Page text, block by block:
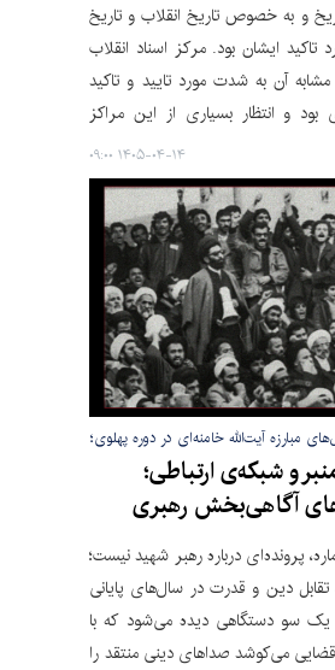
و به خصوص تاریخ انقلاب و تاریخ
تاکید ایشان بود. مرکز اسناد انقلاب
آن به شدت مورد تایید و تاکید
و انتظار بسیاری از این مراکز
۱۴۰۵-۰۴-۱۴ ۰۹:۰۰
مبارزه آیت‌الله خامنه‌ای در دوره پهلوی؛
و شبکه‌ی ارتباطی؛
آگاهی‌بخش رهبری
پرونده‌ای درباره‌ رهبر شهید نیست؛
تقابل دین و قدرت در سال‌های پایانی
سو دستگاهی دیده می‌شود که با
قضایی می‌کوشد صداهای دینی منتقد را